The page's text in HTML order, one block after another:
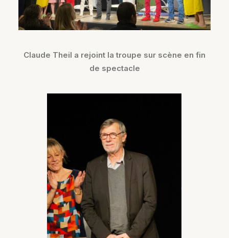
Claude Theil a rejoint la troupe sur scène en fin
de spectacle